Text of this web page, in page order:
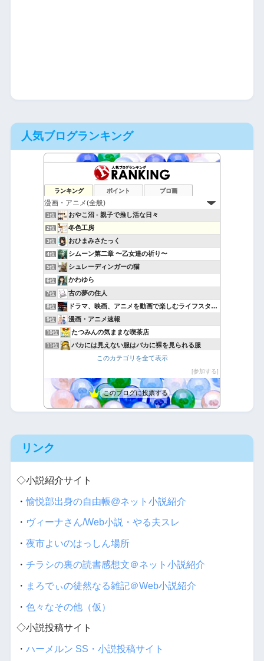
人気ブログランキング
ランキング ポイント ブロ画
1位 おやこ沼 - 親子で推し活な日々
2位 冬色工房
3位 おひまみさたっく
4位 シムーン第二章 〜乙女達の祈り〜
5位 シュレーディンガーの猫
6位 かわゆら
7位 古の夢の住人
8位 ドラマ、映画、アニメを動画で楽しむライフスタイル
9位 漫画・アニメ速報
10位 たつみんの気ままな喫茶店
11位 バカには見えない服はバカに裸を見られる服
完全趣味（裏）
14位 悪魔と天使と快楽主義者
15位 【爆報】あにめちゃんねる
このカテゴリを全て表示
参加する
このブログに投票する
リンク
◇小説紹介サイト
・愉悦部出身の自由帳@ネット小説紹介
・ ヴィーナさん/Web小説・やる夫スレ
・ 夜市よいのはっしん場所
・ チラシの裏の読書感想文＠ネット小説紹介
・ まろでぃの徒然なる雑記＠Web小説紹介
・ 色々なその他（仮）
◇小説投稿サイト
・ ハーメルン SS・小説投稿サイト